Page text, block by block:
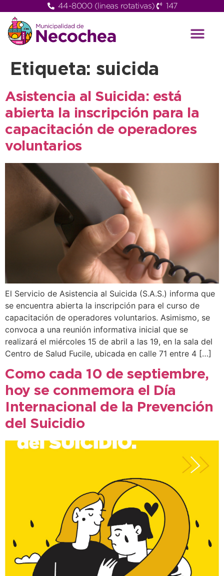
44-8000 (lineas rotativas) 147
Etiqueta: suicida
Asistencia al Suicida: está
abierta la inscripción para la
capacitación de operadores
voluntarios
El Servicio de Asistencia al Suicida (S.A.S.) informa que
se encuentra abierta la inscripción para el curso de
capacitación de operadores voluntarios. Asimismo, se
convoca a una reunión informativa inicial que se
realizará el miércoles 15 de abril a las 19, en la sala del
Centro de Salud Fucile, ubicada en calle 71 entre 4 […]
Como cada 10 de septiembre,
hoy se conmemora el Día
Internacional de la Prevención
del Suicidio